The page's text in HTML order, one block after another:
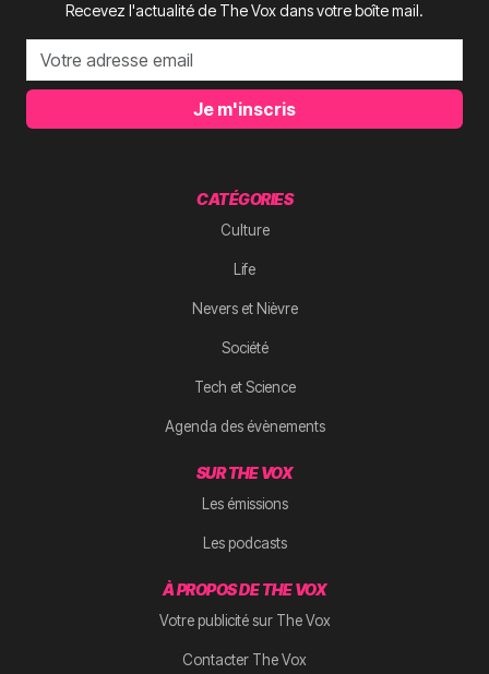
Recevez l'actualité de The Vox dans votre boîte mail.
Je m'inscris
CATÉGORIES
Culture
Life
Nevers et Nièvre
Société
Tech et Science
Agenda des évènements
SUR THE VOX
Les émissions
Les podcasts
À PROPOS DE THE VOX
Votre publicité sur The Vox
Contacter The Vox